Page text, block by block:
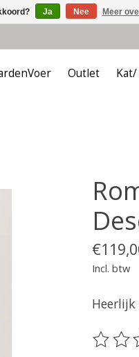
Outlet Kat/
Incl. btw
De
Ja Nee Meer